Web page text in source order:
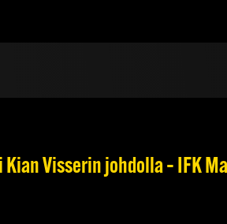
Kian Visserin johdolla – IFK